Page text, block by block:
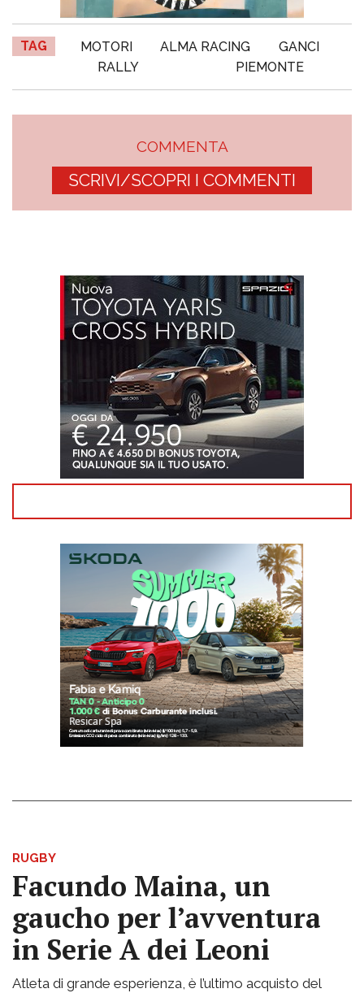
TAG MOTORI ALMA RACING
GANCI
RALLY
PIEMONTE
COMMENTA
SCRIVI/SCOPRI I COMMENTI
RUGBY
Facundo Maina, un
gaucho per l’avventura
in Serie A dei Leoni
Atleta di grande esperienza, è l’ultimo acquisto del